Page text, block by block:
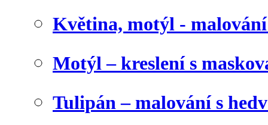
Květina, motýl -
Motýl – kreslení s
Tulipán – malování s